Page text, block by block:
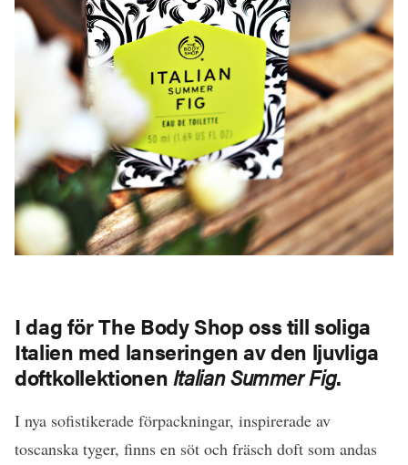
I dag för The Body Shop oss till soliga
Italien med lanseringen av den ljuvliga
doftkollektionenItalian Summer Fig.
I nya sofistikerade förpackningar, inspirerade av
toscanska tyger, finns en söt och fräsch doft som andas